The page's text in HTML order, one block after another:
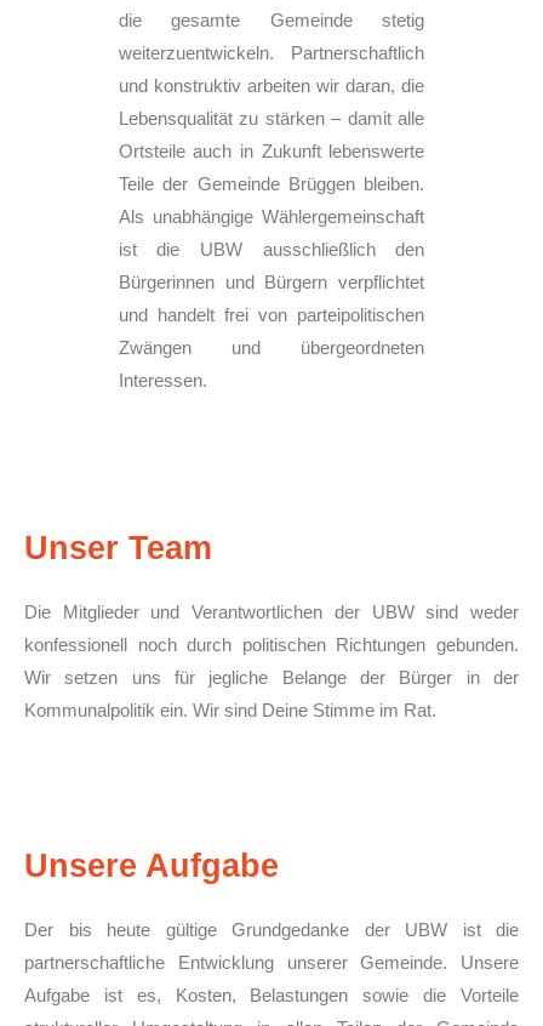
die gesamte Gemeinde stetig
weiterzuentwickeln. Partnerschaftlich
und konstruktiv arbeiten wir daran, die
Lebensqualität zu stärken – damit alle
Ortsteile auch in Zukunft lebenswerte
Teile der Gemeinde Brüggen bleiben.
Als unabhängige Wählergemeinschaft
ist die UBW ausschließlich den
Bürgerinnen und Bürgern verpflichtet
und handelt frei von parteipolitischen
Zwängen und übergeordneten
Interessen.
Unser Team
Die Mitglieder und Verantwortlichen der UBW sind weder
konfessionell noch durch politischen Richtungen gebunden.
Wir setzen uns für jegliche Belange der Bürger in der
Kommunalpolitik ein. Wir sind Deine Stimme im Rat.
Unsere Aufgabe
Der bis heute gültige Grundgedanke der UBW ist die
partnerschaftliche Entwicklung unserer Gemeinde. Unsere
Aufgabe ist es, Kosten, Belastungen sowie die Vorteile